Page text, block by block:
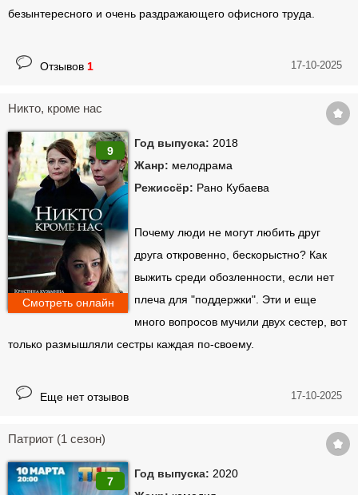
безынтересного и очень раздражающего офисного труда.
Отзывов 1 17-10-2025
Никто, кроме нас
9
Год выпуска: 2018
Жанр: мелодрама
Режиссёр: Рано Кубаева
Почему люди не могут любить друг
друга откровенно, бескорыстно? Как
выжить среди обозленности, если нет
плеча для "поддержки". Эти и еще
много вопросов мучили двух сестер, вот
только размышляли сестры каждая по-своему.
Смотреть онлайн
Еще нет отзывов 17-10-2025
Патриот (1 сезон)
7
Год выпуска: 2020